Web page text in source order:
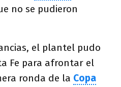
no se pudieron
el plantel pudo
Fe para afrontar el
ronda de la Copa